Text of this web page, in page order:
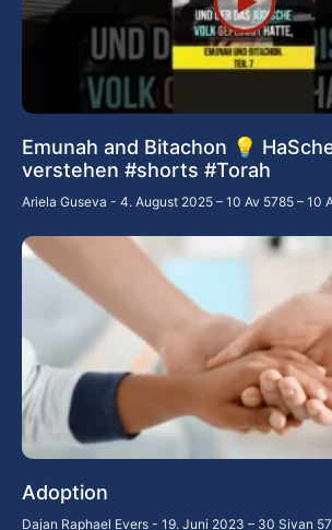
Emunah and Bitachon 💡
verstehen #shorts #Torah
Ariela Guseva 4. August 2025 – 10 Av 5785 – 10
Adoption
Dajan Raphael Evers 19. Juni 2023 – 30 Sivan